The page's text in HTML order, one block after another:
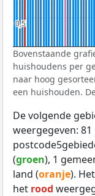
0,5
0,5
Bovenstaande
huishoudens per
naar hoog
een huishouden.
De volgende
weergegeven:
(groen), 1
land (oranje).
het rood